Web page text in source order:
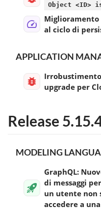
Object <ID>
al ciclo di
APPLICATION
upgrade per
Release
MODELING
GraphQL:
di messaggi
un utente non
accedere a